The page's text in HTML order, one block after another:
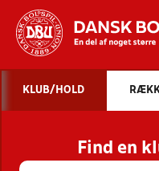
STILLINGER,
KLUB/HOLD
Find en